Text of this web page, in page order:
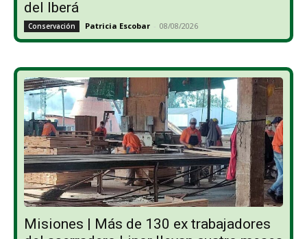
del Iberá
Conservación Patricia Escobar - 08/08/2026
Misiones | Más de 130 ex trabajadores